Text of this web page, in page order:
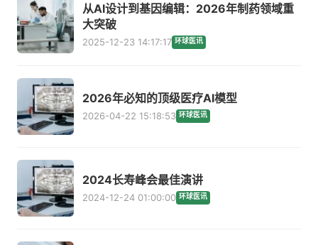
从AI设计到基因编辑：2026年制药领域重
大突破
2025-12-23 14:17:17 环球医讯
2026年必知的顶级医疗AI模型
2026-04-22 15:18:53 环球医讯
2024长寿峰会最佳演讲
2024-12-24 01:00:00 环球医讯